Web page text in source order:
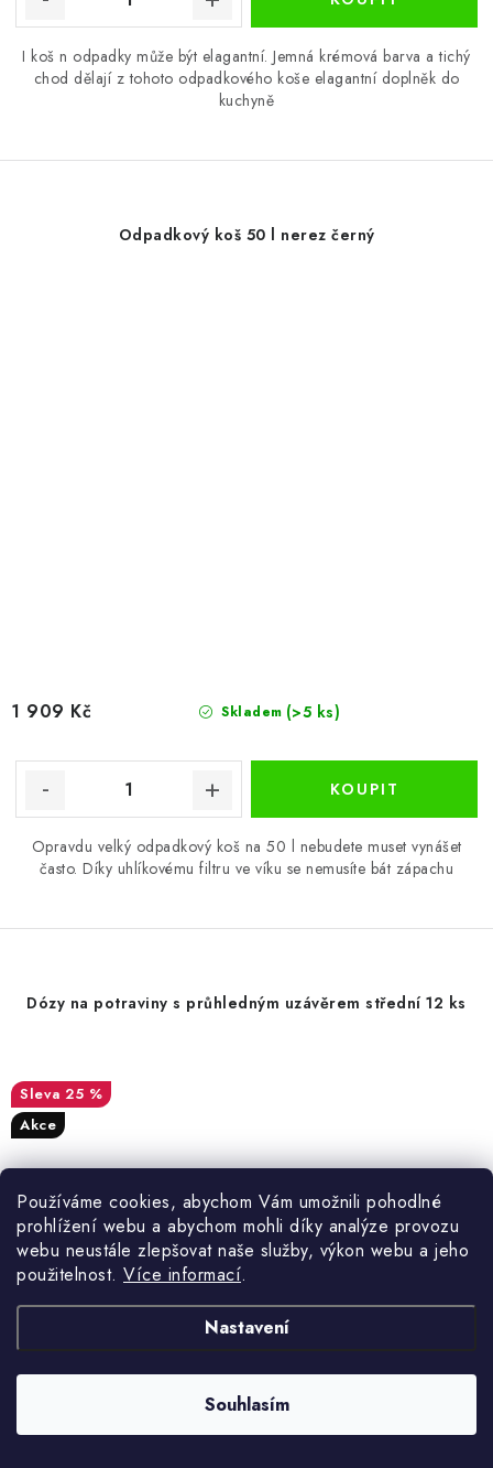
Používáme cookies, abychom Vám umožnili pohodlné
prohlížení webu a abychom mohli díky analýze provozu
webu neustále zlepšovat naše služby, výkon webu a jeho
použitelnost. Více informací.
Nastavení
Souhlasím
I koš n odpadky může být elagantní. Jemná krémová barva a tichý
chod dělají z tohoto odpadkového koše elagantní doplněk do
kuchyně
Odpadkový koš 50 l nerez černý
Skladem (>5 ks)
1 909 Kč
Opravdu velký odpadkový koš na 50 l nebudete muset vynášet
často. Díky uhlíkovému filtru ve víku se nemusíte bát zápachu
Dózy na potraviny s průhledným uzávěrem střední 12 ks
25 %
Akce